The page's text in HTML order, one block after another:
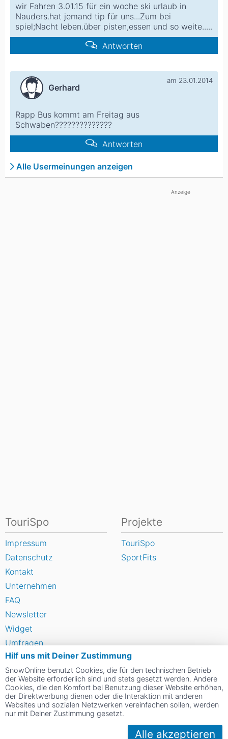
wir Fahren 3.01.15 für ein woche ski urlaub in
Nauders.hat jemand tip für uns...Zum bei
spiel;Nacht leben.über pisten,essen und so weite.....
Antworten
Gerhard
am 23.01.2014
Rapp Bus kommt am Freitag aus
Schwaben??????????????
Antworten
Alle Usermeinungen anzeigen
Anzeige
Hilf uns mit Deiner Zustimmung
SnowOnline benutzt Cookies, die für den technischen Betrieb
der Website erforderlich sind und stets gesetzt werden. Andere
Cookies, die den Komfort bei Benutzung dieser Website erhöhen,
der Direktwerbung dienen oder die Interaktion mit anderen
Websites und sozialen Netzwerken vereinfachen sollen, werden
nur mit Deiner Zustimmung gesetzt.
Alle akzeptieren
TouriSpo
Impressum
Datenschutz
Kontakt
Unternehmen
FAQ
Newsletter
Widget
Umfragen
Skigebiet bewerten
Projekte
TouriSpo
SportFits
Social Web